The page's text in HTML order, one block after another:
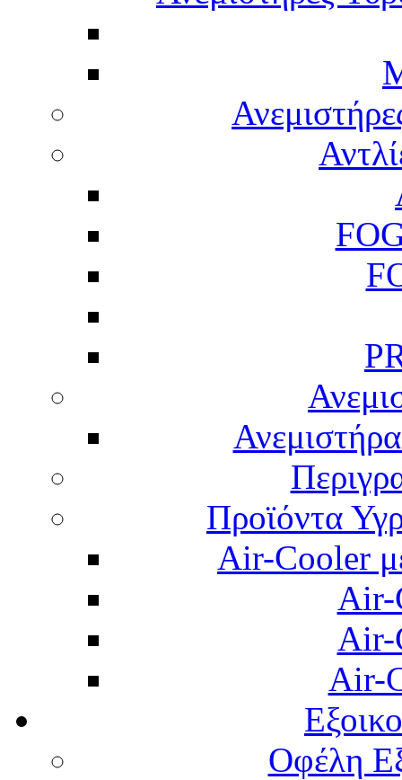
Προϊόντα
Air-Cooler
Air-
Air-
Air-
Οφέλη